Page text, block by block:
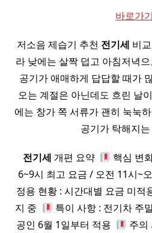
바로가기
저소음 제습기 추천 전기세 비
라 낮에는 살짝 덥고 아침저녁
공기가 애매하게 답답할 때가
오는 계절은 아닌데도 흐린 날
에는 창가 쪽 서류가 괜히 눅눅
공기가 탁해지
전기세 개편 요약 ​
핵심 변
6~9시 최고 요금 / 오전 11시~
정용 현황 : 시간대별 요금 미적
지 중 ​
특이 사항 : 전기차 주
공인 6월 1일부터 적용 ​
주의